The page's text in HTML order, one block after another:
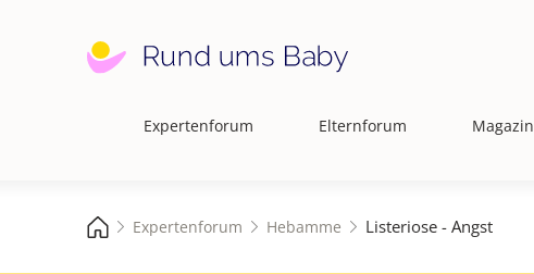
Hauptnavigation
Expertenforum Elternforum Magazin
Expertenforum Hebamme Listeriose - Angst